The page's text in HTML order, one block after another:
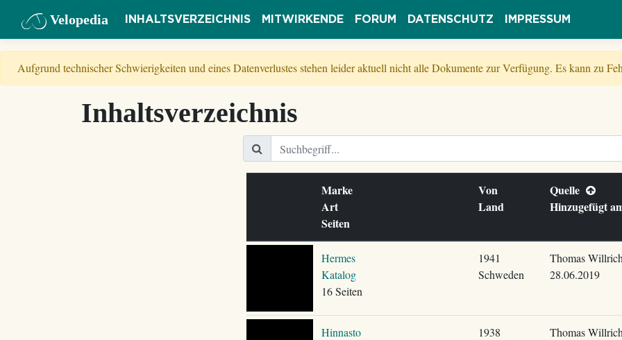
Velopedia INHALTSVERZEICHNIS MITWIRKENDE FORUM DATENSCHUTZ IMPRESSUM
Aufgrund technischer Schwierigkeiten und eines Datenverlustes stehen leider aktuell nicht alle Dokumente zur Verfügung. Es kann zu
Inhaltsverzeichnis
Marke
Art
Seiten
Von
Land
Quelle
Hinzugefügt
Hermes
Katalog
16 Seiten
1941
Schweden
Thomas Willrich
28.06.2019
Hinnasto
1938
Thomas Willrich